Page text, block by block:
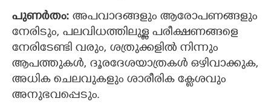
പുണര്‍തം: അപവാദങ്ങളും ആരോപണങ്ങളും
നേരിടും, പലവിധത്തിലുള്ള പരീക്ഷണങ്ങളെ
നേരിടേണ്ടി വരും, ശത്രുക്കളില്‍ നിന്നും
ആപത്തുകൾ, ദൂരദേശയാത്രകൾ ഒഴിവാക്കുക,
അധിക ചെലവുകളും ശാരീരിക ക്ലേശവും
അനുഭവപ്പെടും.